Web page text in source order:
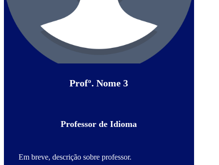
Profº. Nome 3
Professor de Idioma
Em breve, descrição sobre professor.